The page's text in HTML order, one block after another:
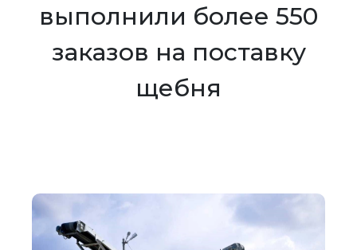
выполнили более 550
заказов на поставку
щебня